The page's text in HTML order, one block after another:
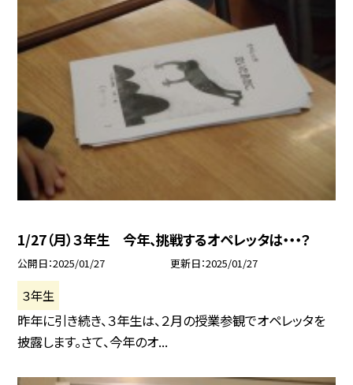
1/27（月）３年生 今年、挑戦するオペレッタは・・・？
公開日 2025/01/27 更新日 2025/01/27
３年生
昨年に引き続き、３年生は、２月の授業参観でオペレッタを
披露します。さて、今年のオ...